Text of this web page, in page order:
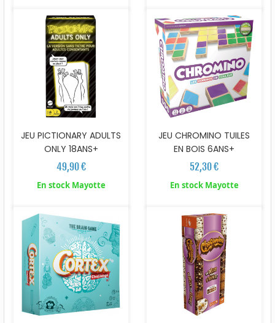
JEU PICTIONARY ADULTS
ONLY 18ANS+
49,90 €
En stock Mayotte
JEU CHROMINO TUILES
EN BOIS 6ANS+
52,30 €
En stock Mayotte